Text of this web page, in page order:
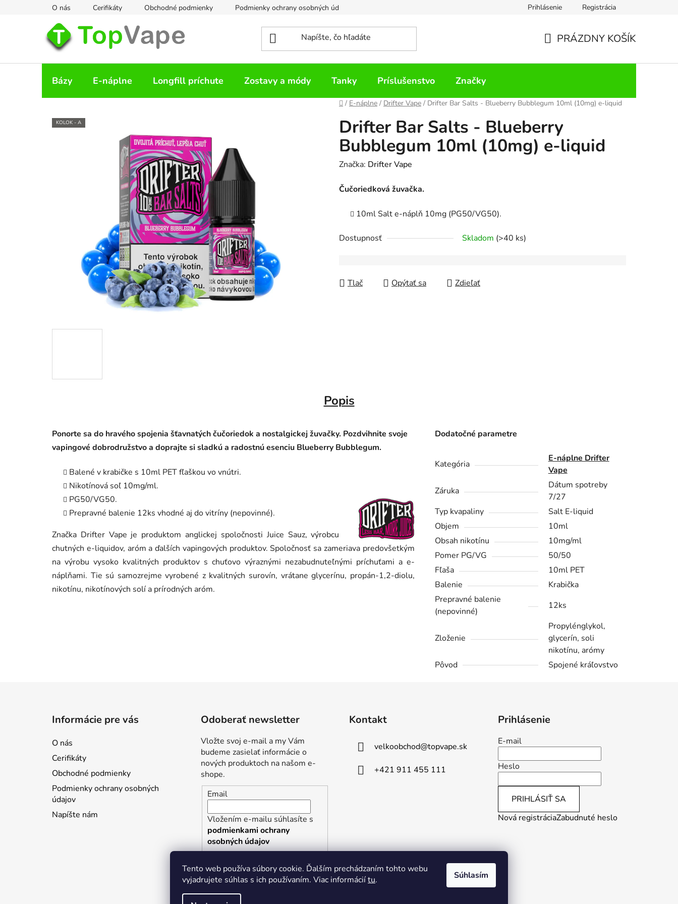
Tento web používa súbory cookie. Ďalším prechádzaním tohto webu
vyjadrujete súhlas s ich používaním. Viac informáciítu. Súhlasím
O nás Cerifikáty Obchodné podmienky Podmienky ochrany osobných údajov Prihlásenie Registrácia
PRÁZDNY KOŠÍK
Bázy E-náplne Longfill príchute Zostavy a módy Tanky Príslušenstvo Značky
Domov
/ E-náplne / Drifter Vape / Drifter Bar Salts - Blueberry Bubblegum 10ml (10mg) e-liquid
Drifter Bar Salts - Blueberry
Bubblegum 10ml (10mg) e-liquid
Značka: Drifter Vape
Čučoriedková žuvačka.
10ml Salt e-náplň 10mg (PG50/VG50).
Dostupnosť Skladom (>40 ks)
Tlač Opýtať sa Zdieľať
KOLOK - A
Popis
Ponorte sa do hravého spojenia šťavnatých čučoriedok a nostalgickej žuvačky. Pozdvihnite svoje
vapingové dobrodružstvo a doprajte si sladkú a radostnú esenciu Blueberry Bubblegum.
Balené v krabičke s 10ml PET fľaškou vo vnútri.
Nikotínová soľ 10mg/ml.
PG50/VG50.
Prepravné balenie 12ks vhodné aj do vitríny (nepovinné).
Značka Drifter Vape je produktom anglickej spoločnosti Juice Sauz, výrobcu
chutných e-liquidov, aróm a ďalších vapingových produktov. Spoločnosť sa zameriava predovšetkým
na výrobu vysoko kvalitných produktov s chuťovo výraznými nezabudnuteľnými príchuťami a e-
náplňami. Tie sú samozrejme vyrobené z kvalitných surovín, vrátane glycerínu, propán-1,2-diolu,
nikotínu, nikotínových solí a prírodných aróm.
Dodatočné parametre
Kategória
E-náplne Drifter
Vape
Záruka
Dátum spotreby
7/27
Typ kvapaliny
Salt E-liquid
Objem
10ml
Obsah nikotínu
10mg/ml
Pomer PG/VG
50/50
Fľaša
10ml PET
Balenie
Krabička
Prepravné balenie
(nepovinné)
12ks
Zloženie
Propylénglykol,
glycerín, soli
nikotínu, arómy
Pôvod
Spojené kráľovstvo
Informácie pre vás
O nás
Cerifikáty
Obchodné podmienky
Podmienky ochrany osobných
údajov
Napíšte nám
Odoberať newsletter
Vložte svoj e-mail a my Vám
budeme zasielať informácie o
nových produktoch na našom e-
shope.
Email
Vložením e-mailu súhlasíte s
podmienkami ochrany
osobných údajov
PRIHLÁSIŤ SA
Kontakt
velkoobchod@topvape.sk
+421 911 455 111
Prihlásenie
E-mail
Heslo
PRIHLÁSIŤ SA
Nová registráciaZabudnuté heslo